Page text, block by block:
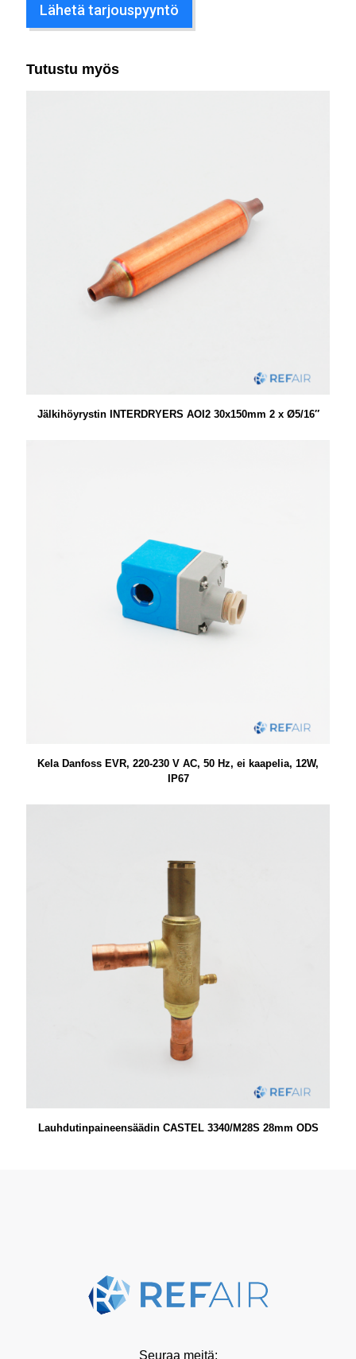
Lähetä tarjouspyyntö
Tutustu myös
Jälkihöyrystin INTERDRYERS AOI2 30x150mm 2 x Ø5/16″
Kela Danfoss EVR, 220-230 V AC, 50 Hz, ei kaapelia, 12W,
IP67
Lauhdutinpaineensäädin CASTEL 3340/M28S 28mm ODS
Seuraa meitä: